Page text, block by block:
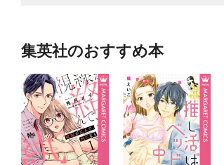
集英社のおすすめ本